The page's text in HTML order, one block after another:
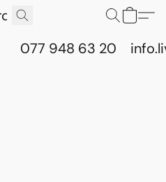
077 948 63 20